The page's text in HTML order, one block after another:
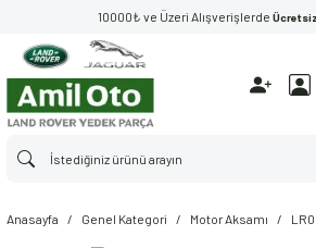
10000₺ ve Üzeri Alışverişlerde
Anasayfa Genel Kategori Motor Aksamı